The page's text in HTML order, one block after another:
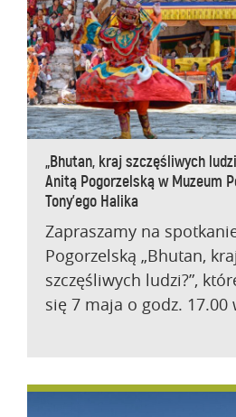
„Bhutan, kraj szczęśliwych
Anitą Pogorzelską w Muzeum
Tony’ego Halika
Zapraszamy na
Pogorzelską „Bhutan, kraj
szczęśliwych ludzi?”,
się 7 maja o godz.